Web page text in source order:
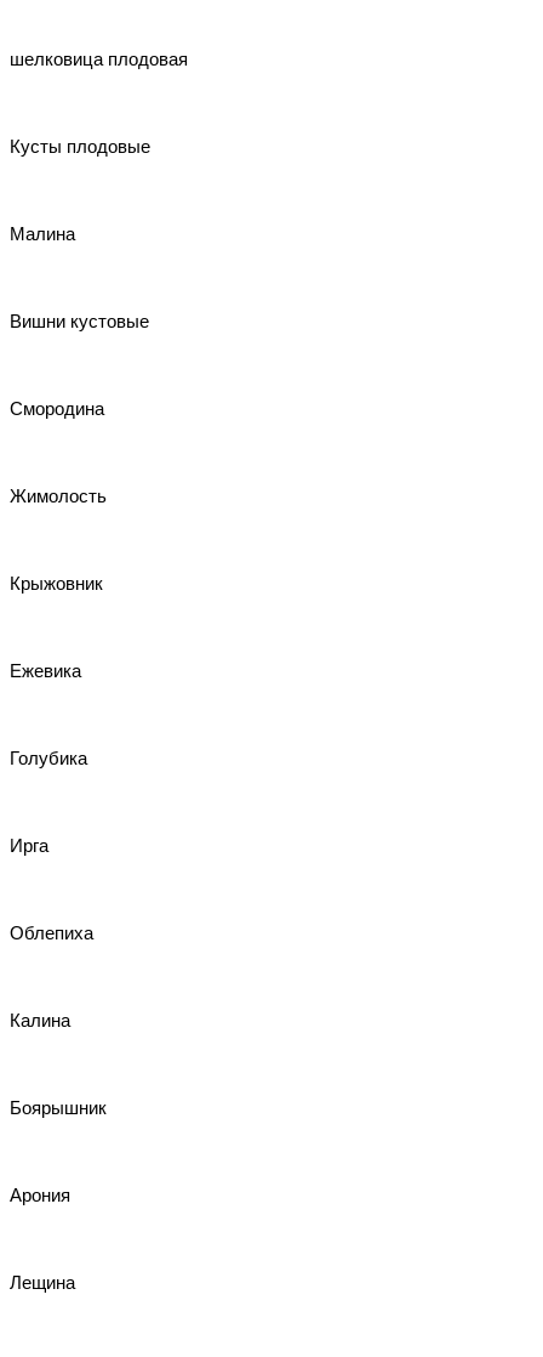
шелковица плодовая
Кусты плодовые
Малина
Вишни кустовые
Смородина
Жимолость
Крыжовник
Ежевика
Голубика
Ирга
Облепиха
Калина
Боярышник
Арония
Лещина